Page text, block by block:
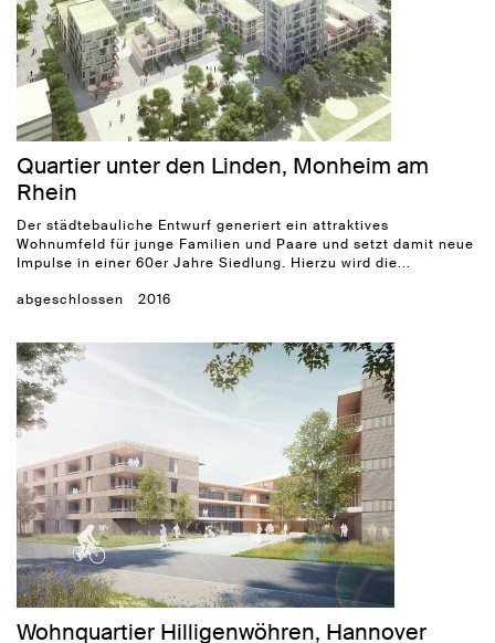
Quartier unter den Linden, Monheim am
Rhein
Der städtebauliche Entwurf generiert ein attraktives
Wohnumfeld für junge Familien und Paare und setzt damit neue
Impulse in einer 60er Jahre Siedlung. Hierzu wird die...
abgeschlossen 2016
Wohnquartier Hilligenwöhren, Hannover